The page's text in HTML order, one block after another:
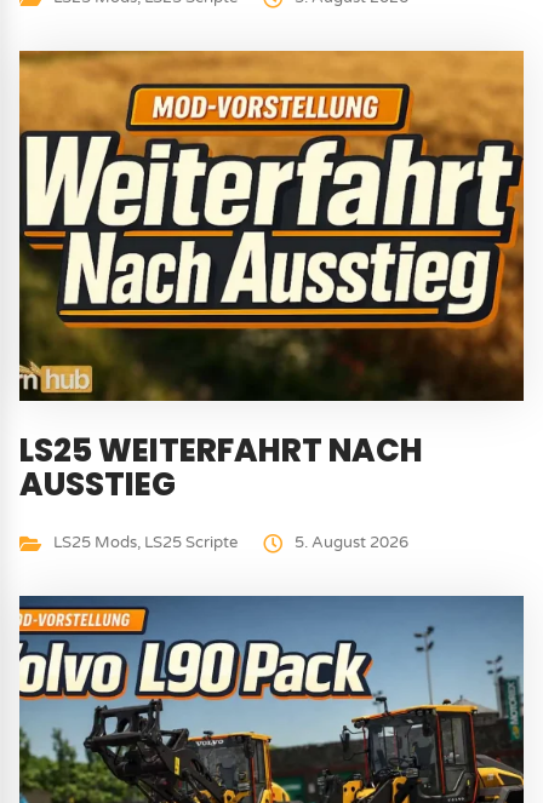
LS25 WEITERFAHRT NACH
AUSSTIEG
LS25 Mods, LS25 Scripte 5. August 2026